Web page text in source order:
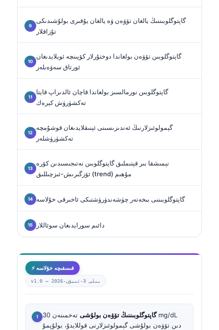
گاپتوگلوبىننىڭ يالغان تۆۋەن ۋە يالغان يۇقىرى بولۇشىدىكى
تۇزاقلار
گاپتوگلوبىن تۆۋەن بولغاندا دوختۇرلار كۆپىنچە ئويلايدىغان
ئورتاق سەۋەبلەر
گاپتوگلوبىن نورمالسىز بولغاندا قاچان ئالدىراپ قايتا
تەكشۈرۈش كېرەك
گېمولوئىزلارنىڭ ئەندىزىسىنى ئېنىقلايدىغان قوشۇمچە
تەكشۈرۈشلەر
نېمىشقا بىر قېتىملىق گاپتوگلوبىن نەتىجىسىدىن كۆرە
ئۆزگىرىش-ئىزچىللىق (trend) مۇھىم
گاپتوگلوبىننى بىخەتەر چۈشەندۈرۈشتىكى ئاخىرقى خۇلاسە
دائىم سورايدىغان سوئاللار
⚡ قىسقىچە خۇلاسە
v1.0 — 2026-يىلى 3-ئىيۇن
گاپتوگلوبىننىڭ تۆۋەن بولۇشى
تەخمىنەن 30 mg/dL
دىن تۆۋەن بولۇشى گېمولوئىزلارنى قوللايدۇ، بولۇپمۇ